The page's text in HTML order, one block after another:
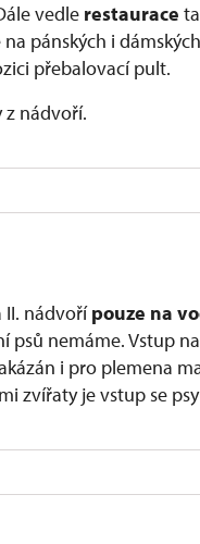
vedle restaurace
pánských i
přebalovací pult.
z nádvoří.
II. nádvořípouze na
psů nemáme. Vstup
i pro plemena
zvířaty je vstup se